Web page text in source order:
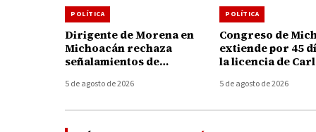
POLÍTICA
Dirigente de Morena en
Michoacán rechaza
señalamientos de
pide no politizar asesinato
5 de agosto de 2026
POLÍTICA
Congreso de
extiende por 45
la licencia de
FGE
5 de agosto de 2026